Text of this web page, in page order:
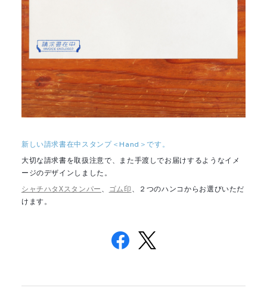
新しい請求書在中スタンプ＜Hand＞です。
大切な請求書を取扱注意で、また手渡しでお届けするようなイメ
ージのデザインしました。
シャチハタXスタンパー、 ゴム印、２つのハンコからお選びいただ
けます。